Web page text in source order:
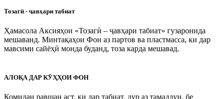
Тозагӣ - ҷавҳари табиат
Ҳамасола Аксияҳои «Тозагӣ – ҷавҳари табиат» гузаронида
мешаванд. Минтақаҳои Фон аз партов ва пластмасса, ки дар
мавсими сайёҳӣ монда буданд, тоза карда мешавад.
АЛОҚА ДАР КӮҲҲОИ ФОН
Комилан равшан аст, ки дар табиат, дур аз тамаддун, бе